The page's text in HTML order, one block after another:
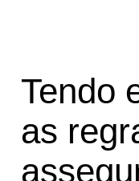
Tendo
as